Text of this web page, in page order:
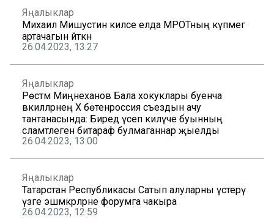
Яңалыклар
Михаил Мишустин киләсе елда МРОТның күпмегә
артачагын әйткән
26.04.2023, 13:27
Яңалыклар
Рөстәм Миңнеханов Бала хокуклары буенча
вәкилләрнең Х бөтенроссия съездын ачу
тантанасында: Биредә үсеп килүче буынның
сәламәтлегенә битараф булмаганнар җыелды
26.04.2023, 13:00
Яңалыклар
Татарстан Республикасы Сатып алуларны үстерү
үзәге эшмәкәрләрне форумга чакыра
26.04.2023, 12:59